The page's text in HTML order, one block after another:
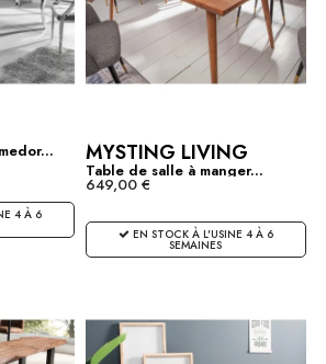
4 À 6
MYSTING LIVING
Table de salle à manger...
649,00 €
EN STOCK À L'USINE 4 À 6
SEMAINES